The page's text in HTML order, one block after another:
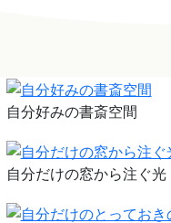
自分好みの書斎空間
自分だけの窓から注ぐ光